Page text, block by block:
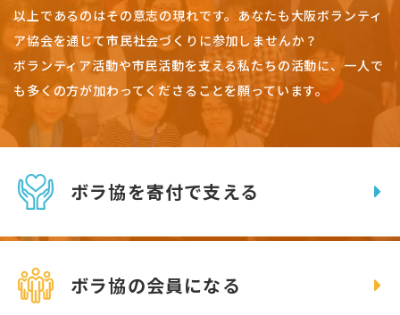
以上であるのはその意志の現れです。 あなたも大阪ボランティ
ア協会を通じて市民社会づくりに参加しませんか？
ボランティア活動や市民活動を支える私たちの活動に、一人で
も多くの方が加わってくださることを願っています。
ボラ協を寄付で支える
ボラ協の会員になる